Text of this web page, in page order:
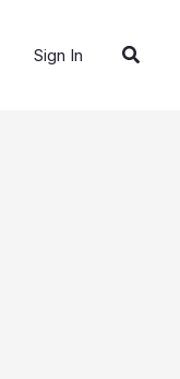
Sign In Szukaj